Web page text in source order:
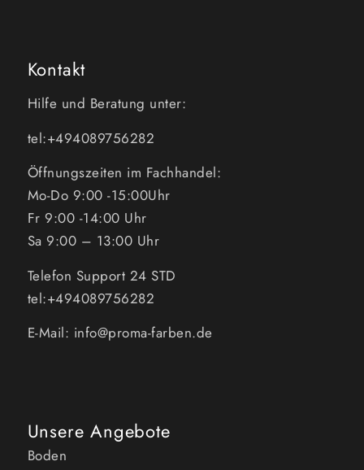
Kontakt
Hilfe und Beratung unter:
tel:+494089756282
Öffnungszeiten im Fachhandel:
Mo-Do 9:00 -15:00Uhr
Fr 9:00 -14:00 Uhr
Sa 9:00 – 13:00 Uhr
Telefon Support 24 STD
tel:+494089756282
E-Mail: info@proma-farben.de
Unsere Angebote
Boden